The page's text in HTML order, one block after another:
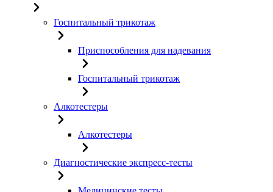
Госпитальный трикотаж
Приспособления для надевания
Госпитальный трикотаж
Алкотестеры
Алкотестеры
Диагностические экспресс-тесты